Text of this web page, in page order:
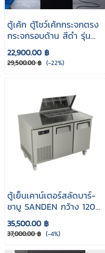
ตู้เค้ก ตู้โชว์เค้กกระจกตรง
กระจกรอบด้าน สีดำ รุ่น
AC-280B
22,900.00 ฿
29,500.00 ฿ (-22%)
ตู้เย็นเคาน์เตอร์สลัดบาร์-
ชาบู SANDEN กว้าง 120
cm. เจาะหน้าท๊อปรับถาด
GN
35,500.00 ฿
37,000.00 ฿ (-4%)